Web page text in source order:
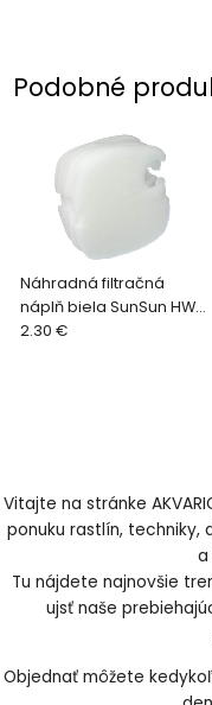
Podobné
Náhradná filtračná
náplň biela SunSun HW-
302 WHITE - 1ks
2.30 €
Vitajte na stránke
ponuku rastlín, techniky,
a
Tu nájdete najnovšie
ujsť naše
Objednať môžete